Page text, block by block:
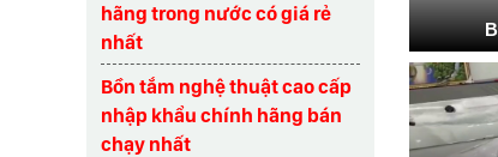
hãng trong nước có giá rẻ
nhất
Bồn tắm nghệ thuật cao cấp
nhập khẩu chính hãng bán
chạy nhất